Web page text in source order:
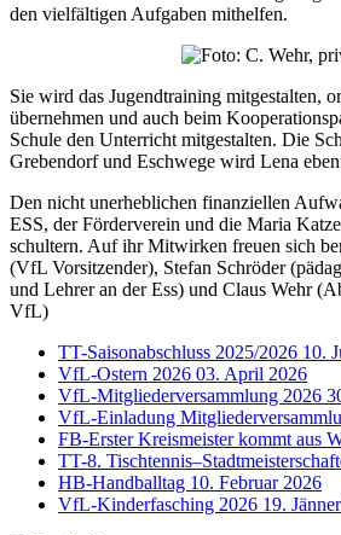
den vielfältigen Aufgaben mithelfen.
Sie wird das Jugendtraining mitgestalten,
übernehmen und auch beim
Schule den Unterricht mitgestalten. Die
Grebendorf und Eschwege wird Lena
Den nicht unerheblichen finanziellen
ESS, der Förderverein und die Maria
schultern. Auf ihr Mitwirken freuen sich
(VfL Vorsitzender), Stefan Schröder
und Lehrer an der Ess) und Claus Wehr
VfL)
TT-Saisonabschluss 2025/2026 10.
VfL-Ostern 2026 03. April 2026
VfL-Mitgliederversammlung 2026
VfL-Einladung
FB-Erster Kreismeister kommt aus
TT-8.
HB-Handballtag 10. Februar 2026
VfL-Kinderfasching 2026 19.